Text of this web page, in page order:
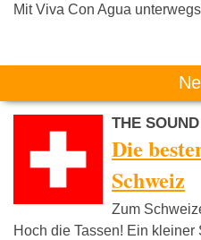
K.I.Z.
Mit Viva Con Agua
THE
Die
Schweiz
Zum
Hoch die Tassen! Ein